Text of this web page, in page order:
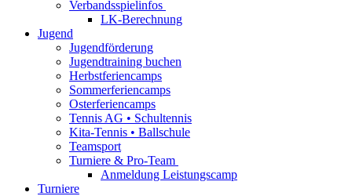
Verbandsspielinfos
LK-Berechnung
Jugend
Jugendförderung
Jugendtraining buchen
Herbstferiencamps
Sommerferiencamps
Osterferiencamps
Tennis AG • Schultennis
Kita-Tennis • Ballschule
Teamsport
Turniere & Pro-Team
Anmeldung Leistungscamp
Turniere